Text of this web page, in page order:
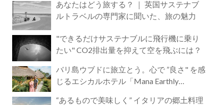
あなたはどう旅する？ ｜ 英国サステナブ
ルトラベルの専門家に聞いた、旅の魅力
"できるだけサステナブルに飛行機に乗り
たい" CO2排出量を抑えて空を飛ぶには？
バリ島ウブドに旅立とう。心で ”良さ" を感
じるエシカルホテル「Mana Earthly
“あるもので美味しく” イタリアの郷土料理